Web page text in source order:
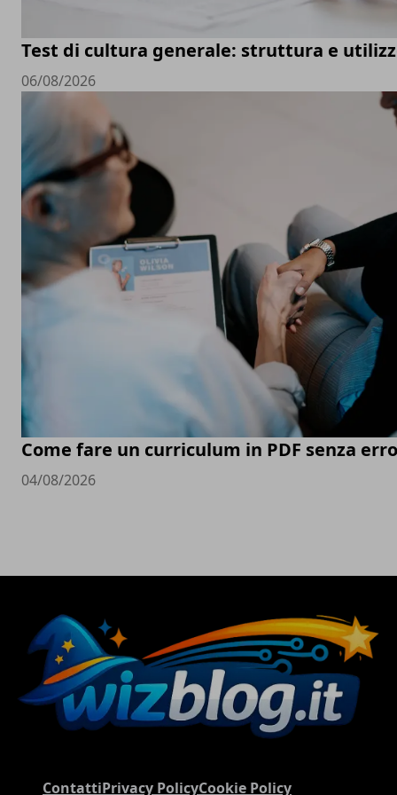
Test di cultura generale: struttura e
06/08/2026
Come fare un curriculum in PDF senza
04/08/2026
ContattiPrivacy PolicyCookie Policy